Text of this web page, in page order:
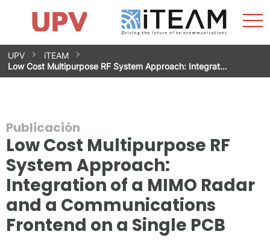
Saltar
contenido
Impacto
Grupos de investigación
Instalaciones
Spin-offs
Contacto
Prácticas
Noticias
Unidad de Igualdad
UPV
iTEAM
Low Cost Multipurpose RF System Approach: Integrat…
Publicación
Low Cost Multipurpose RF
System Approach:
Integration of a MIMO Radar
and a Communications
Frontend on a Single PCB